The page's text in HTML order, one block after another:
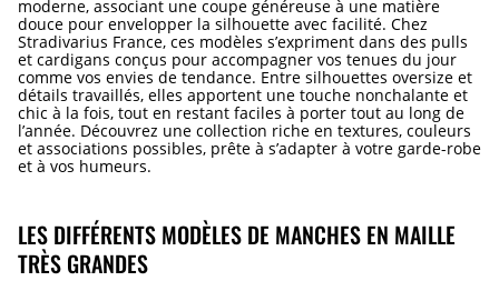
moderne, associant une coupe généreuse à une matière
douce pour envelopper la silhouette avec facilité. Chez
Stradivarius France, ces modèles s’expriment dans des pulls
et cardigans conçus pour accompagner vos tenues du jour
comme vos envies de tendance. Entre silhouettes oversize et
détails travaillés, elles apportent une touche nonchalante et
chic à la fois, tout en restant faciles à porter tout au long de
l’année. Découvrez une collection riche en textures, couleurs
et associations possibles, prête à s’adapter à votre garde-robe
et à vos humeurs.
LES DIFFÉRENTS MODÈLES DE MANCHES EN MAILLE
TRÈS GRANDES